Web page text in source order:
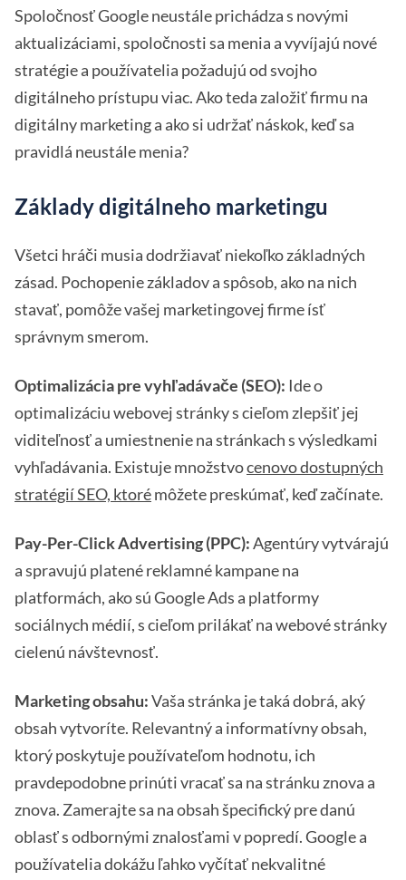
Spoločnosť Google neustále prichádza s novými
aktualizáciami, spoločnosti sa menia a vyvíjajú nové
stratégie a používatelia požadujú od svojho
digitálneho prístupu viac. Ako teda založiť firmu na
digitálny marketing a ako si udržať náskok, keď sa
pravidlá neustále menia?
Základy digitálneho marketingu
Všetci hráči musia dodržiavať niekoľko základných
zásad. Pochopenie základov a spôsob, ako na nich
stavať, pomôže vašej marketingovej firme ísť
správnym smerom.
Optimalizácia pre vyhľadávače (SEO): Ide o
optimalizáciu webovej stránky s cieľom zlepšiť jej
viditeľnosť a umiestnenie na stránkach s výsledkami
vyhľadávania. Existuje množstvocenovo dostupných
stratégií SEO, ktorémôžete preskúmať, keď začínate.
Pay-Per-Click Advertising (PPC):Agentúry vytvárajú
a spravujú platené reklamné kampane na
platformách, ako sú Google Ads a platformy
sociálnych médií, s cieľom prilákať na webové stránky
cielenú návštevnosť.
Marketing obsahu:Vaša stránka je taká dobrá, aký
obsah vytvoríte. Relevantný a informatívny obsah,
ktorý poskytuje používateľom hodnotu, ich
pravdepodobne prinúti vracať sa na stránku znova a
znova. Zamerajte sa na obsah špecifický pre danú
oblasť s odbornými znalosťami v popredí. Google a
používatelia dokážu ľahko vyčítať nekvalitné